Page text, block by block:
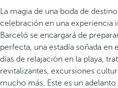
La magia de una boda de
celebración en una experiencia
Barceló se encargará de
perfecta, una estadía soñada en
días de relajación en la playa,
revitalizantes, excursiones
mucho más. Este es un